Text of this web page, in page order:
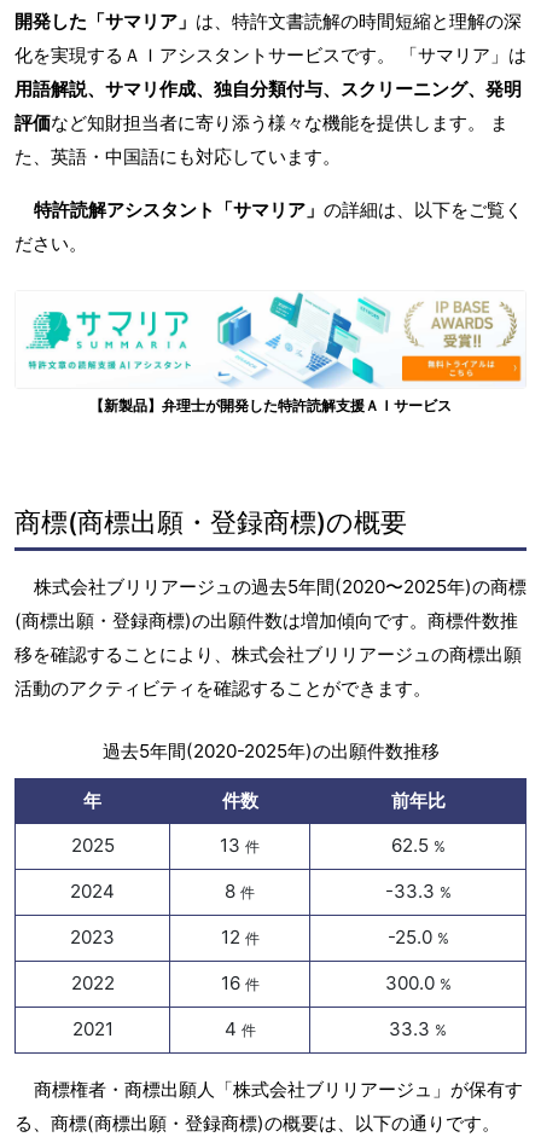
開発した「サマリア」 は、特許文書読解の時間短縮と理解の深
化を実現するＡＩアシスタントサービスです。 「サマリア」は
用語解説、サマリ作成、独自分類付与、スクリーニング、発明
評価など知財担当者に寄り添う様々な機能を提供します。 ま
た、英語・中国語にも対応しています。
特許読解アシスタント「サマリア」 の詳細は、以下をご覧く
ださい。
【新製品】弁理士が開発した特許読解支援ＡＩサービス
商標(商標出願・登録商標)の概要
株式会社ブリリアージュの過去5年間(2020〜2025年)の商標
(商標出願・登録商標)の出願件数は増加傾向です。商標件数推
移を確認することにより、株式会社ブリリアージュの商標出願
活動のアクティビティを確認することができます。
過去5年間(2020-2025年)の出願件数推移
年 件数
前年比
2025
13 件 62.5 %
2024 8 件 -33.3 %
2023 12 件 -25.0 %
2022 16 件 300.0 %
2021 4 件 33.3 %
商標権者・商標出願人「株式会社ブリリアージュ」が保有す
る、商標(商標出願・登録商標)の概要は、以下の通りです。